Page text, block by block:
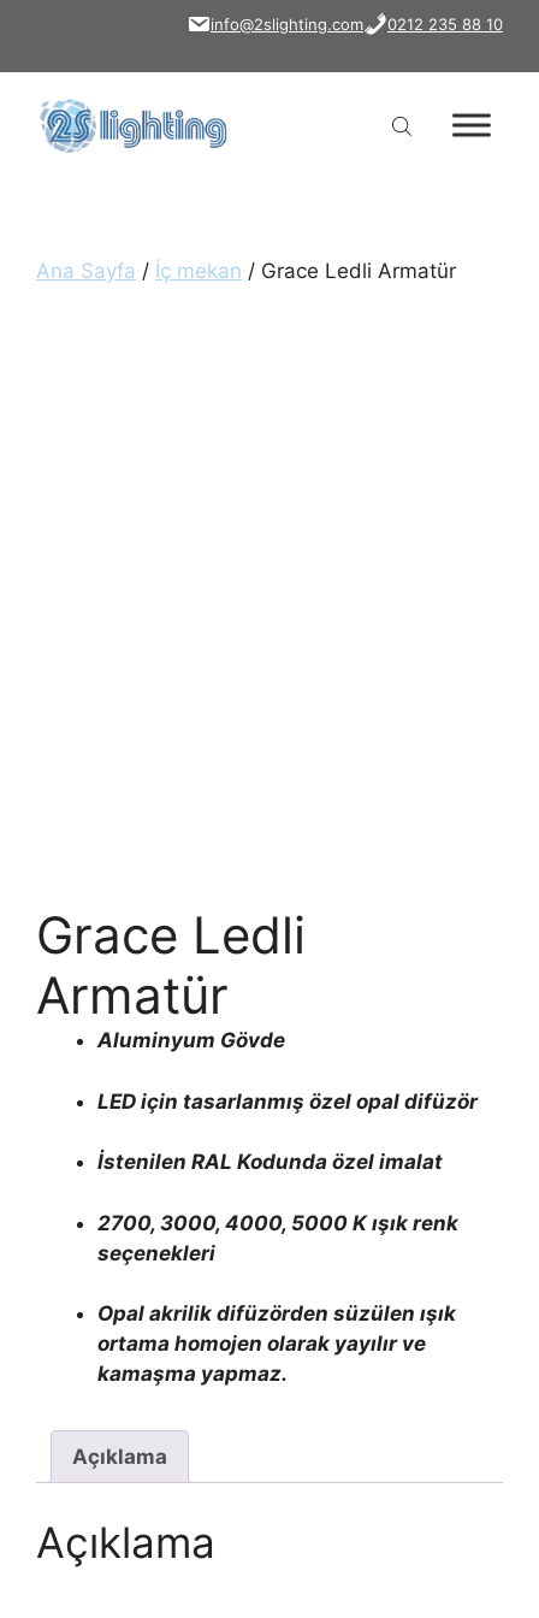
info@2slighting.com 0212 235 88 10
Ana Sayfa / İç mekan / Grace Ledli Armatür
Grace Ledli
Armatür
Aluminyum Gövde
LED için tasarlanmış özel opal difüzör
İstenilen RAL Kodunda özel imalat
2700, 3000, 4000, 5000 K ışık renk
seçenekleri
Opal akrilik difüzörden süzülen ışık
ortama homojen olarak yayılır ve
kamaşma yapmaz.
Açıklama
Açıklama